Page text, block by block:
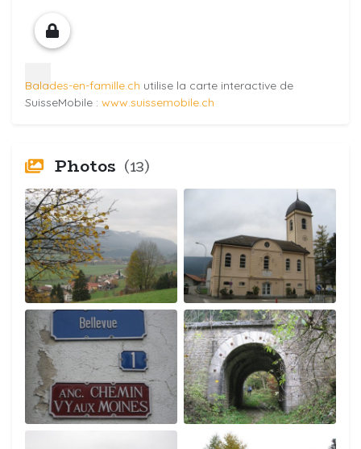
Balades-en-famille.ch utilise la carte interactive de
SuisseMobile : www.suissemobile.ch
Photos (13)